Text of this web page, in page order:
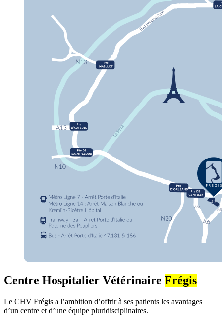
Centre Hospitalier Vétérinaire Frégis
Le CHV Frégis a l’ambition d’offrir à ses patients les avantages
d’un centre et d’une équipe pluridisciplinaires.